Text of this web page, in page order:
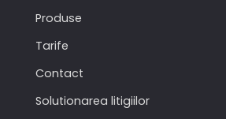
Produse
Tarife
Contact
Solutionarea litigiilor